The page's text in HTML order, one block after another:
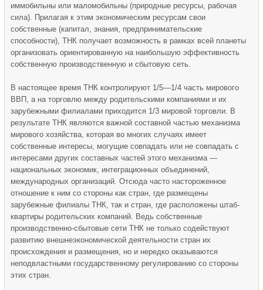
иммобильны или маломобильны (природные ресурсы, рабочая
сила). Прилагая к этим экономическим ресурсам свои
собственные (капитал, знания, предпринимательские
способности), ТНК получает возможность в рамках всей планеты
организовать ориентированную на наибольшую эффективность
собственную производственную и сбытовую сеть.
В настоящее время ТНК контролируют 1/5—1/4 часть мирового
ВВП, а на торговлю между родительскими компаниями и их
зарубежными филиалами приходится 1/3 мировой торговли. В
результате ТНК являются важной составной частью механизма
мирового хозяйства, которая во многих случаях имеет
собственные интересы, могущие совпадать или не совпадать с
интересами других составных частей этого механизма —
национальных экономик, ин­теграционных объединений,
международных организаций. Отсюда часто настороженное
отношение к ним со стороны как стран, где размещены
зарубежные филиалы ТНК, так и стран, где расположены штаб-
квартиры родительских компаний. Ведь собственные
производственно-сбытовые сети ТНК не только содействуют
развитию внешнеэкономической деятельности стран их
происхождения и размещения, но и нередко оказываются
неподвластными государственному регулированию со стороны
этих стран.